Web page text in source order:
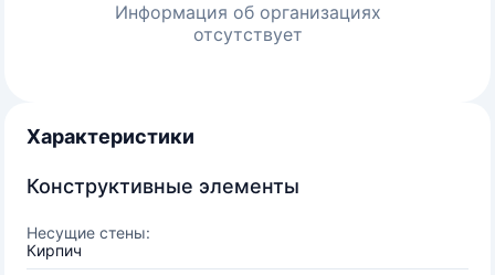
Информация об организациях
отсутствует
Характеристики
Конструктивные элементы
Несущие стены:
Кирпич